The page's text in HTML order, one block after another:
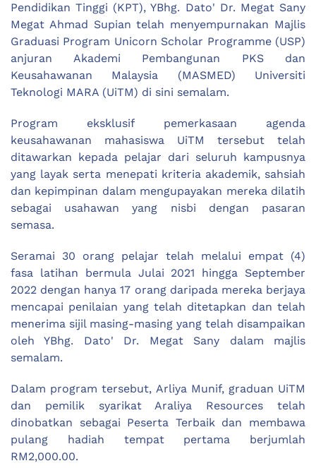
Pendidikan Tinggi (KPT), YBhg. Dato' Dr. Megat Sany
Megat Ahmad Supian telah menyempurnakan Majlis
Graduasi Program Unicorn Scholar Programme (USP)
anjuran Akademi Pembangunan PKS dan
Keusahawanan Malaysia (MASMED) Universiti
Teknologi MARA (UiTM) di sini semalam.
Program eksklusif pemerkasaan agenda
keusahawanan mahasiswa UiTM tersebut telah
ditawarkan kepada pelajar dari seluruh kampusnya
yang layak serta menepati kriteria akademik, sahsiah
dan kepimpinan dalam mengupayakan mereka dilatih
sebagai usahawan yang nisbi dengan pasaran
semasa.
Seramai 30 orang pelajar telah melalui empat (4)
fasa latihan bermula Julai 2021 hingga September
2022 dengan hanya 17 orang daripada mereka berjaya
mencapai penilaian yang telah ditetapkan dan telah
menerima sijil masing-masing yang telah disampaikan
oleh YBhg. Dato' Dr. Megat Sany dalam majlis
semalam.
Dalam program tersebut, Arliya Munif, graduan UiTM
dan pemilik syarikat Araliya Resources telah
dinobatkan sebagai Peserta Terbaik dan membawa
pulang hadiah tempat pertama berjumlah
RM2,000.00.